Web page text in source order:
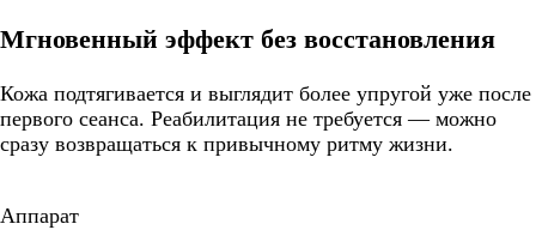
Мгновенный эффект без восстановления
Кожа подтягивается и выглядит более упругой уже после
первого сеанса. Реабилитация не требуется — можно
сразу возвращаться к привычному ритму жизни.
Аппарат